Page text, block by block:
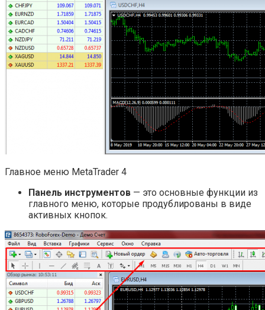
Главное меню MetaTrader 4
Панель инструментов — это основные функции из
главного меню, которые продублированы в виде
активных кнопок.